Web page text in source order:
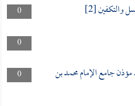
0
والتكفين [2]
0
0
جامع الإمام محمد بن